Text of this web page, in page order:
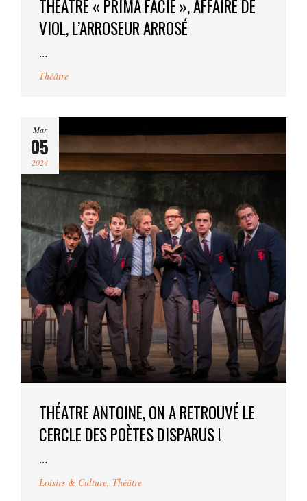
THÉATRE « PRIMA FACIE », AFFAIRE DE
VIOL, L’ARROSEUR ARROSÉ
...
Théâtre
Mar
05
2024
THÉATRE ANTOINE, ON A RETROUVÉ LE
CERCLE DES POÈTES DISPARUS !
...
Loisirs & Culture, Théâtre